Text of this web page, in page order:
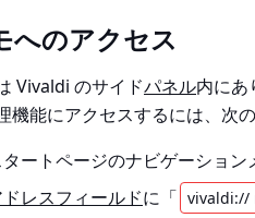
へのアクセス
Vivaldi のサイドパネル内にあ
機能にアクセスするには、次
タートページのナビゲーション
レスフィールドに「 vivaldi://